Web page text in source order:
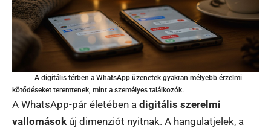
A digitális térben a WhatsApp üzenetek gyakran mélyebb érzelmi
kötődéseket teremtenek, mint a személyes találkozók.
A WhatsApp-pár életében a digitális szerelmi
vallomások új dimenziót nyitnak. A hangulatjelek, a